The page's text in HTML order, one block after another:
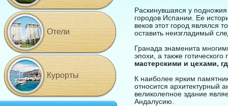
Раскинувшаяся у
городов Испании. Ее
веков этот город являлся
оставить неизгладимый
Гранада знаменита
эпохи, а также
мастерскими и цехами,
К наиболее ярким
относится
великолепное здание
Андалусию.
Отели
Курорты